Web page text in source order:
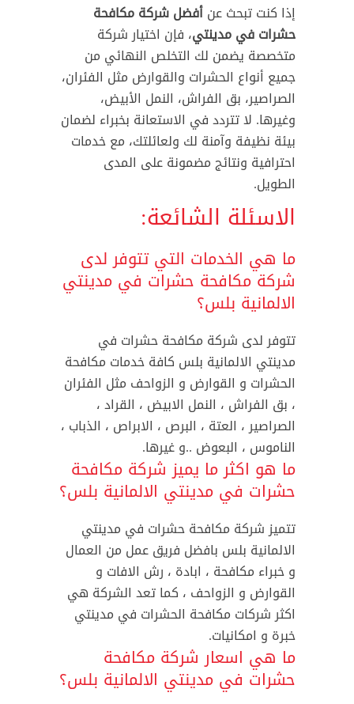
إذا كنت تبحث عنأفضل شركة مكافحة
حشرات في مدينتي، فإن اختيار شركة
متخصصة يضمن لك التخلص النهائي من
جميع أنواع الحشرات والقوارض مثل الفئران،
الصراصير، بق الفراش، النمل الأبيض،
وغيرها. لا تتردد في الاستعانة بخبراء لضمان
بيئة نظيفة وآمنة لك ولعائلتك، مع خدمات
احترافية ونتائج مضمونة على المدى
الطويل.
الاسئلة الشائعة:
ما هي الخدمات التي تتوفر لدى
شركة مكافحة حشرات في مدينتي
الالمانية بلس؟
تتوفر لدى شركة مكافحة حشرات في
مدينتي الالمانية بلس كافة خدمات مكافحة
الحشرات و القوارض و الزواحف مثل الفئران
، بق الفراش ، النمل الابيض ، القراد ،
الصراصير ، العتة ، البرص ، الابراص ، الذباب ،
الناموس ، البعوض ..و غيرها.
ما هو اكثر ما يميز شركة مكافحة
حشرات في مدينتي الالمانية بلس؟
تتميز شركة مكافحة حشرات في مدينتي
الالمانية بلس بافضل فريق عمل من العمال
و خبراء مكافحة ، ابادة ، رش الافات و
القوارض و الزواحف ، كما تعد الشركة هي
اكثر شركات مكافحة الحشرات في مدينتي
خبرة و امكانيات.
ما هي اسعار شركة مكافحة
حشرات في مدينتي الالمانية بلس؟